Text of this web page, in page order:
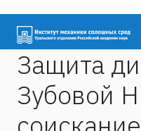
Защита
Зубовой